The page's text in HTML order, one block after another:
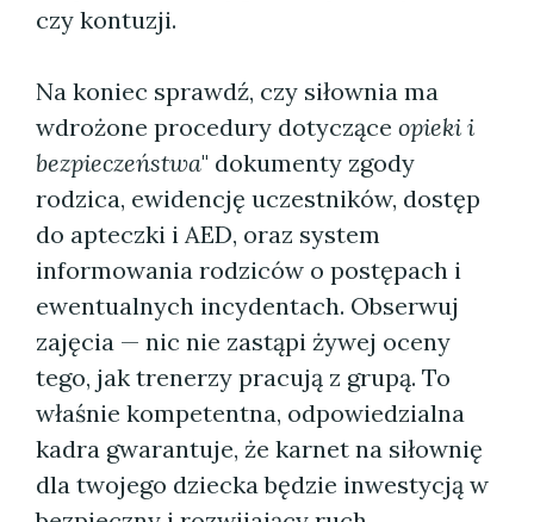
czy kontuzji.
Na koniec sprawdź, czy siłownia ma
wdrożone procedury dotyczące opieki i
bezpieczeństwa" dokumenty zgody
rodzica, ewidencję uczestników, dostęp
do apteczki i AED, oraz system
informowania rodziców o postępach i
ewentualnych incydentach. Obserwuj
zajęcia — nic nie zastąpi żywej oceny
tego, jak trenerzy pracują z grupą. To
właśnie kompetentna, odpowiedzialna
kadra gwarantuje, że karnet na siłownię
dla twojego dziecka będzie inwestycją w